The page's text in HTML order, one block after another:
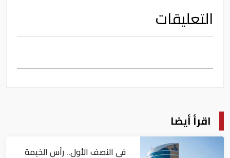
التعليقات
اقرأ أيضا
في النصف الأول.. رأس الخيمة